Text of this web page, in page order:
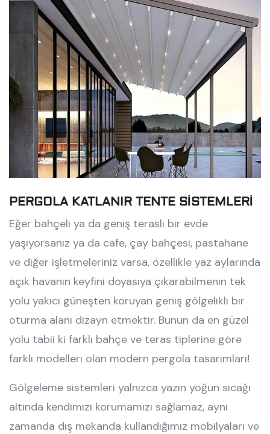
PERGOLA KATLANIR TENTE SİSTEMLERİ
Eğer bahçeli ya da geniş teraslı bir evde
yaşıyorsanız ya da cafe, çay bahçesi, pastahane
ve diğer işletmeleriniz varsa, özellikle yaz aylarında
açık havanın keyfini doyasıya çıkarabilmenin tek
yolu yakıcı güneşten koruyan geniş gölgelikli bir
oturma alanı dizayn etmektir. Bunun da en güzel
yolu tabii ki farklı bahçe ve teras tiplerine göre
farklı modelleri olan modern pergola tasarımları!
Gölgeleme sistemleri yalnızca yazın yoğun sıcağı
altında kendimizi korumamızı sağlamaz, aynı
zamanda dış mekanda kullandığımız mobilyaları ve